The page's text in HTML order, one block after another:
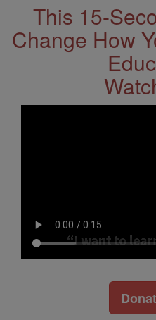
This 15-
Change How